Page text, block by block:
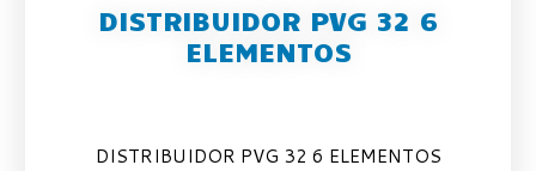
DISTRIBUIDOR PVG 32 6
ELEMENTOS
DISTRIBUIDOR PVG 32 6 ELEMENTOS